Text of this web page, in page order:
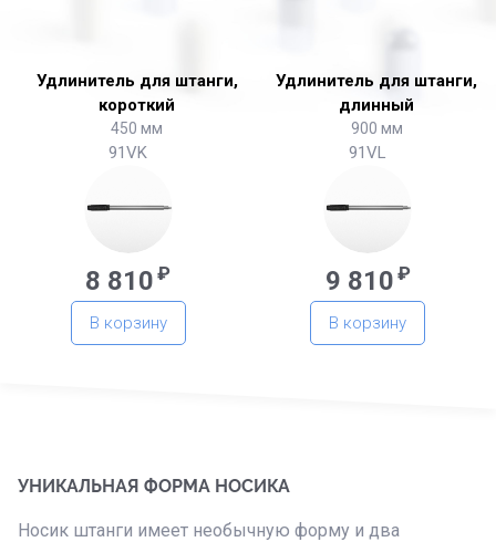
91VK
8 810 ₽
В корзину
Удлинитель для штанги,
короткий
450 мм
91VL
9 810 ₽
В корзину
Удлинитель для штанги,
длинный
900 мм
УНИКАЛЬНАЯ ФОРМА НОСИКА
Носик штанги имеет необычную форму и два